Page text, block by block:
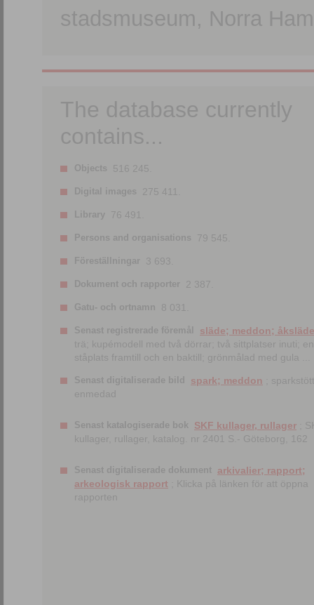
stadsmuseum, Norra
The database currently
contains...
Objects 516 245.
Digital images 275 411.
Library 76 491.
Persons and organisations 79 545.
Föreställningar 3 693.
Dokument och rapporter 2 387.
Gatu- och ortnamn 8 031.
Senast registrerade föremål
släde; meddon; åksläde
trä; kupémodell med två dörrar; två sittplatser inuti; en
ståplats framtill och en baktill; grönmålad med gula ...
Senast digitaliserade bild spark; meddon ;
enmedad
Senast katalogiserade bok SKF kullager, rullager ;
kullager, rullager, katalog. nr 2401 S.- Göteborg, 162
Senast digitaliserade dokument arkivalier; rapport;
arkeologisk rapport ; Klicka på länken för att öppna
rapporten